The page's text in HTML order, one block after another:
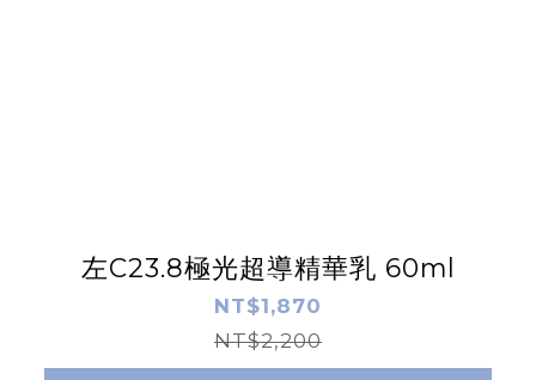
左C23.8極光超導精華乳 60ml
NT$1,870
NT$2,200